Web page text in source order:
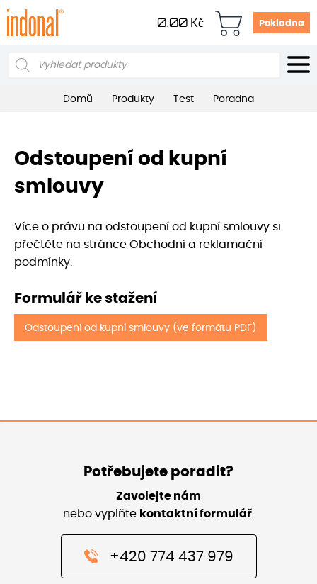
0.00 Kč Pokladna
Products
Domů Produkty Test Poradna
Odstoupení od kupní
smlouvy
Více o právu na odstoupení od kupní smlouvy si
přečtěte na stránce Obchodní a reklamační
podmínky.
Formulář ke stažení
Odstoupení od kupní smlouvy (ve formátu PDF)
Potřebujete poradit?
Zavolejte nám
nebo vyplňte kontaktní formulář.
+420 774 437 979